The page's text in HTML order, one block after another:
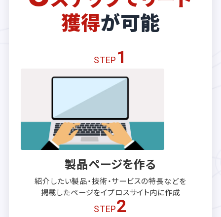
獲得が可能
STEP 1
製品ページを作る
紹介したい製品・技術・サービスの特長などを
掲載したページをイプロスサイト内に作成
STEP2